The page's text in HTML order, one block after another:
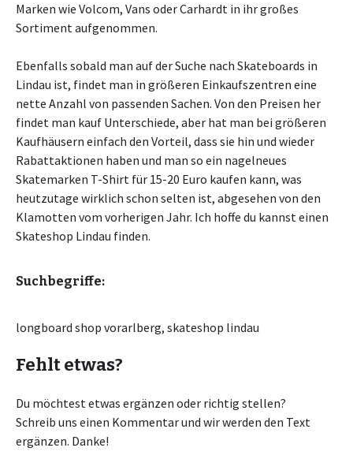
Marken wie Volcom, Vans oder Carhardt in ihr großes
Sortiment aufgenommen.
Ebenfalls sobald man auf der Suche nach Skateboards in
Lindau ist, findet man in größeren Einkaufszentren eine
nette Anzahl von passenden Sachen. Von den Preisen her
findet man kauf Unterschiede, aber hat man bei größeren
Kaufhäusern einfach den Vorteil, dass sie hin und wieder
Rabattaktionen haben und man so ein nagelneues
Skatemarken T-Shirt für 15-20 Euro kaufen kann, was
heutzutage wirklich schon selten ist, abgesehen von den
Klamotten vom vorherigen Jahr. Ich hoffe du kannst einen
Skateshop Lindau finden.
Suchbegriffe:
longboard shop vorarlberg, skateshop lindau
Fehlt etwas?
Du möchtest etwas ergänzen oder richtig stellen?
Schreib uns einen Kommentar und wir werden den Text
ergänzen. Danke!